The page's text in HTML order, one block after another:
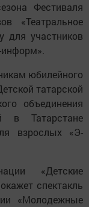
Фестиваля
«Театральное
для участников
юбилейного
татарской
объединения
в Татарстане
взрослых «Э-
«Детские
спектакль
«Молодежные